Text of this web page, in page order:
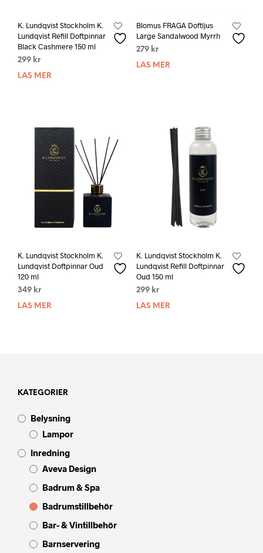
K. Lundqvist Stockholm K.
Lundqvist Refill Doftpinnar
Black Cashmere 150 ml
299 kr
LÄS MER
Blomus FRAGA Doftljus
Large Sandalwood Myrrh
279 kr
LÄS MER
K. Lundqvist Stockholm K.
Lundqvist Doftpinnar Oud
120 ml
349 kr
LÄS MER
K. Lundqvist Stockholm K.
Lundqvist Refill Doftpinnar
Oud 150 ml
299 kr
LÄS MER
KATEGORIER
Belysning
Lampor
Inredning
Aveva Design
Badrum & Spa
Badrumstillbehör
Bar- & Vintillbehör
Barnservering